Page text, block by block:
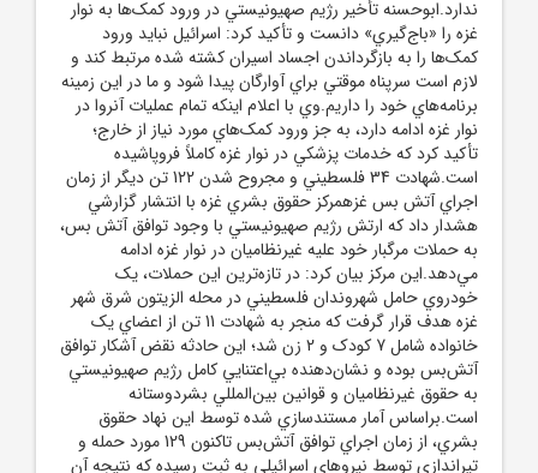
ندارد.ابوحسنه تأخير رژيم صهيونيستي در ورود کمک‌ها به نوار
غزه را «باج‌گيري» دانست و تأکيد کرد: اسرائيل نبايد ورود
کمک‌ها را به بازگرداندن اجساد اسيران کشته شده مرتبط کند و
لازم است سرپناه موقتي براي آوارگان پيدا شود و ما در اين زمينه
برنامه‌هاي خود را داريم.وي با اعلام اينکه تمام عمليات آنروا در
نوار غزه ادامه دارد، به جز ورود کمک‌هاي مورد نياز از خارج؛
تأکيد کرد که خدمات پزشکي در نوار غزه کاملاً فروپاشيده
است.شهادت 34 فلسطيني و مجروح شدن 122 تن ديگر از زمان
اجراي آتش بس غزهمرکز حقوق بشري غزه با انتشار گزارشي
هشدار داد که ارتش رژيم صهيونيستي با وجود توافق آتش بس،
به حملات مرگبار خود عليه غيرنظاميان در نوار غزه ادامه
مي‌دهد.اين مرکز بيان کرد: در تازه‌ترين اين حملات، يک
خودروي حامل شهروندان فلسطيني در محله الزيتون شرق شهر
غزه هدف قرار گرفت که منجر به شهادت 11 تن از اعضاي يک
خانواده شامل 7 کودک و 2 زن شد؛ اين حادثه نقض آشکار توافق
آتش‌بس بوده و نشان‌دهنده بي‌اعتنايي کامل رژيم صهيونيستي
به حقوق غيرنظاميان و قوانين بين‌المللي بشردوستانه
است.براساس آمار مستندسازي شده توسط اين نهاد حقوق
بشري، از زمان اجراي توافق آتش‌بس تاکنون 129 مورد حمله و
تيراندازي توسط نيروهاي اسرائيلي به ثبت رسيده که نتيجه آن